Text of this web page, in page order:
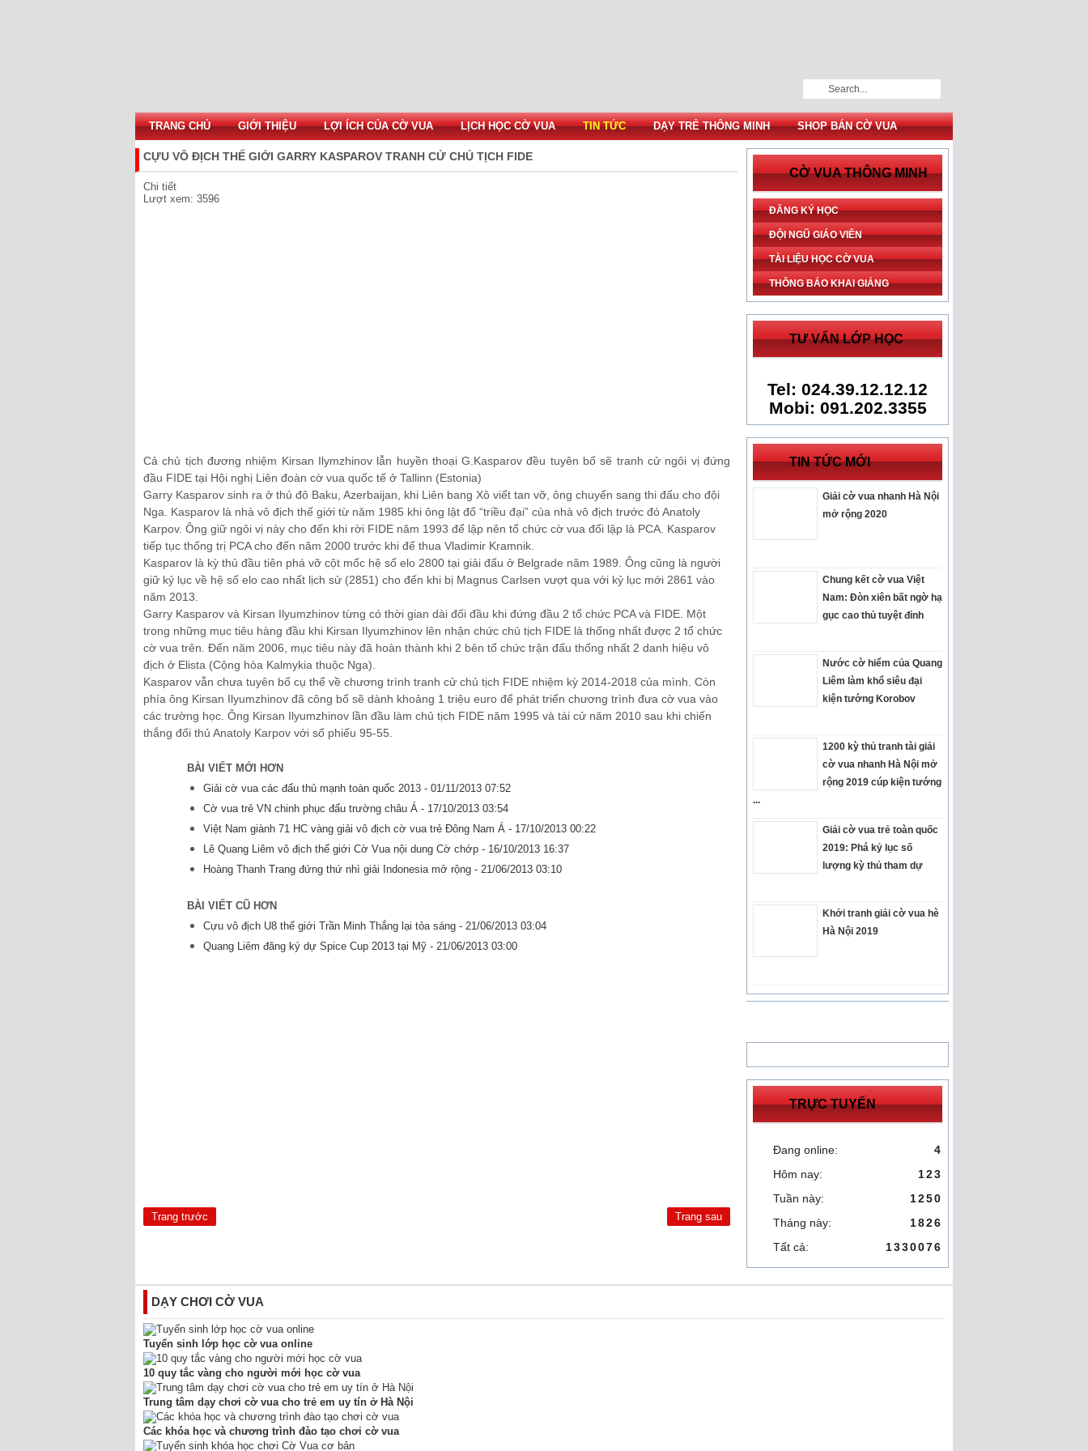
TRANG CHỦ GIỚI THIỆU LỢI ÍCH CỦA CỜ VUA LỊCH HỌC CỜ VUA TIN TỨC DẠY TRẺ THÔNG MINH SHOP BÁN CỜ VUA
CỰU VÔ ĐỊCH THẾ GIỚI GARRY KASPAROV TRANH CỬ CHỦ TỊCH FIDE
Chi tiết
Lượt xem: 3596
Cả chủ tịch đương nhiệm Kirsan Ilymzhinov lẫn huyền thoại G.Kasparov đều tuyên bố sẽ tranh cử ngôi vị đứng
đầu FIDE tại Hội nghị Liên đoàn cờ vua quốc tế ở Tallinn (Estonia)
Garry Kasparov sinh ra ở thủ đô Baku, Azerbaijan, khi Liên bang Xô viết tan vỡ, ông chuyển sang thi đấu cho đội
Nga. Kasparov là nhà vô địch thế giới từ năm 1985 khi ông lật đổ “triều đại” của nhà vô địch trước đó Anatoly
Karpov. Ông giữ ngôi vị này cho đến khi rời FIDE năm 1993 để lập nên tổ chức cờ vua đối lập là PCA. Kasparov
tiếp tục thống trị PCA cho đến năm 2000 trước khi để thua Vladimir Kramnik.
Kasparov là kỳ thủ đầu tiên phá vỡ cột mốc hệ số elo 2800 tại giải đấu ở Belgrade năm 1989. Ông cũng là người
giữ kỷ lục về hệ số elo cao nhất lịch sử (2851) cho đến khi bị Magnus Carlsen vượt qua với kỷ lục mới 2861 vào
năm 2013.
Garry Kasparov và Kirsan Ilyumzhinov từng có thời gian dài đối đầu khi đứng đầu 2 tổ chức PCA và FIDE. Một
trong những mục tiêu hàng đầu khi Kirsan Ilyumzhinov lên nhận chức chủ tịch FIDE là thống nhất được 2 tổ chức
cờ vua trên. Đến năm 2006, mục tiêu này đã hoàn thành khi 2 bên tổ chức trận đấu thống nhất 2 danh hiệu vô
địch ở Elista (Cộng hòa Kalmykia thuộc Nga).
Kasparov vẫn chưa tuyên bố cụ thể về chương trình tranh cử chủ tịch FIDE nhiệm kỳ 2014-2018 của mình. Còn
phía ông Kirsan Ilyumzhinov đã công bố sẽ dành khoảng 1 triệu euro để phát triển chương trình đưa cờ vua vào
các trường học. Ông Kirsan Ilyumzhinov lần đầu làm chủ tịch FIDE năm 1995 và tái cử năm 2010 sau khi chiến
thắng đối thủ Anatoly Karpov với số phiếu 95-55.
BÀI VIẾT MỚI HƠN
Giải cờ vua các đấu thủ mạnh toàn quốc 2013 -01/11/2013 07:52
Cờ vua trẻ VN chinh phục đấu trường châu Á - 17/10/2013 03:54
Việt Nam giành 71 HC vàng giải vô địch cờ vua trẻ Đông Nam Á - 17/10/2013 00:22
Lê Quang Liêm vô địch thế giới Cờ Vua nội dung Cờ chớp - 16/10/2013 16:37
Hoàng Thanh Trang đứng thứ nhì giải Indonesia mở rộng -21/06/2013 03:10
BÀI VIẾT CŨ HƠN
Cựu vô địch U8 thế giới Trần Minh Thắng lại tỏa sáng -21/06/2013 03:04
Quang Liêm đăng ký dự Spice Cup 2013 tại Mỹ -21/06/2013 03:00
Trang trước Trang sau
CỜ VUA THÔNG MINH
ĐĂNG KÝ HỌC
ĐỘI NGŨ GIÁO VIÊN
TÀI LIỆU HỌC CỜ VUA
THÔNG BÁO KHAI GIẢNG
TƯ VẤN LỚP HỌC
Tel: 024.39.12.12.12
Mobi: 091.202.3355
TIN TỨC MỚI
Giải cờ vua nhanh Hà Nội
mở rộng 2020
Chung kết cờ vua Việt
Nam: Đòn xiên bất ngờ hạ
gục cao thủ tuyệt đỉnh
Nước cờ hiểm của Quang
Liêm làm khổ siêu đại
kiện tướng Korobov
1200 kỳ thủ tranh tài giải
cờ vua nhanh Hà Nội mở
rộng 2019 cúp kiện tướng
...
Giải cờ vua trẻ toàn quốc
2019: Phá kỷ lục số
lượng kỳ thủ tham dự
Khởi tranh giải cờ vua hè
Hà Nội 2019
TRỰC TUYẾN
Đang online:
4
Hôm nay:
123
Tuần này:
1250
Tháng này:
1826
Tất cả:
1330076
DẠY CHƠI CỜ VUA
Tuyển sinh lớp học cờ vua online
10 quy tắc vàng cho người mới học cờ vua
Trung tâm dạy chơi cờ vua cho trẻ em uy tín ở Hà Nội
Các khóa học và chương trình đào tạo chơi cờ vua